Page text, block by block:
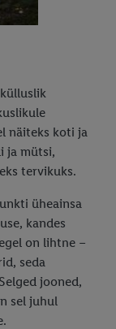
näiteks koti ja
ja mütsi,
tervikuks.
üheainsa
kandes
on lihtne –
seda
jooned,
sel juhul